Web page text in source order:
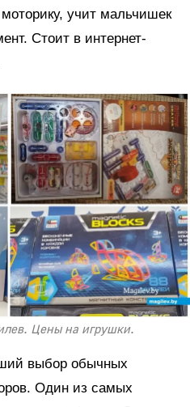
учит мальчишек
Стоит в интернет-
Цены на игрушки.
выбор обычных
Один из самых